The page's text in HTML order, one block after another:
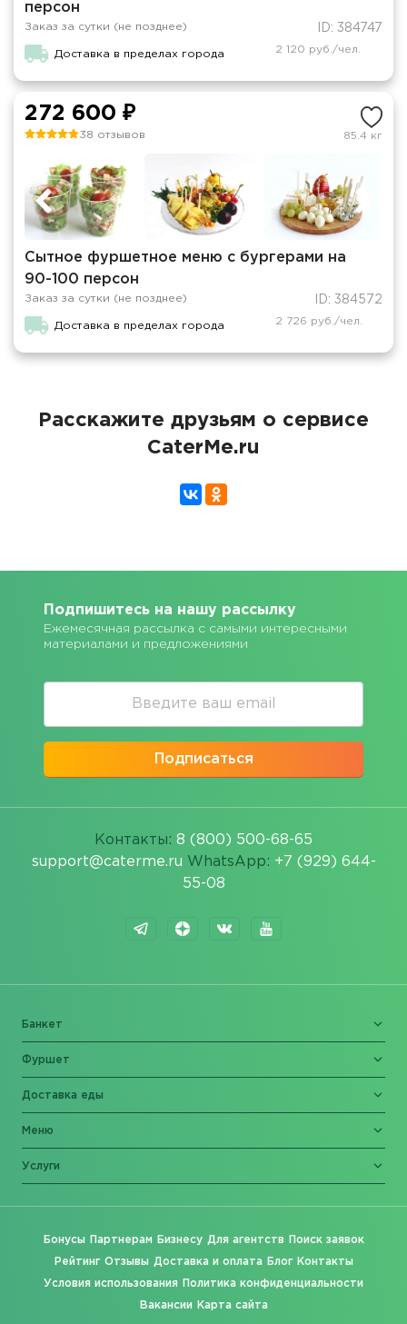
персон
Заказ за сутки (не позднее) ID: 384747
Доставка в пределах города 2 120 руб./чел.
272 600 ₽
38 отзывов 85.4 кг
Сытное фуршетное меню с бургерами на
90-100 персон
Заказ за сутки (не позднее) ID: 384572
Доставка в пределах города 2 726 руб./чел.
Расскажите друзьям о сервисе
CaterMe.ru
Подпишитесь на нашу рассылку
Ежемесячная рассылка с самыми интересными
материалами и предложениями
Подписаться
Контакты: 8 (800) 500-68-65
support@caterme.ru WhatsApp: +7 (929) 644-
55-08
Банкет
Фуршет
Доставка еды
Меню
Услуги
Бонусы Партнерам Бизнесу Для агентств Поиск заявок
Рейтинг Отзывы Доставка и оплата Блог Контакты
Условия использования Политика конфиденциальности
Вакансии Карта сайта